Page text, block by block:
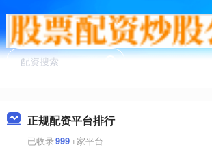
正规配资平台排行
已收录999+家平台